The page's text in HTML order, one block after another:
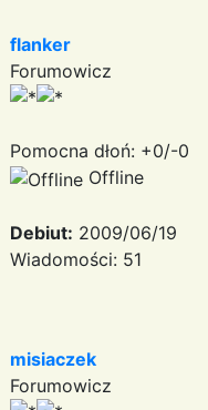
flanker
Forumowicz
Pomocna dłoń: +0/-0
Offline
Debiut: 2009/06/19
Wiadomości: 51
misiaczek
Forumowicz